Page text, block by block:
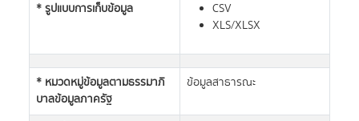
* รูปแบบการเก็บข้อมูล
CSV
XLS/XLSX
* หมวดหมู่ข้อมูลตามธรรมาภิ
บาลข้อมูลภาครัฐ
ข้อมูลสาธารณะ